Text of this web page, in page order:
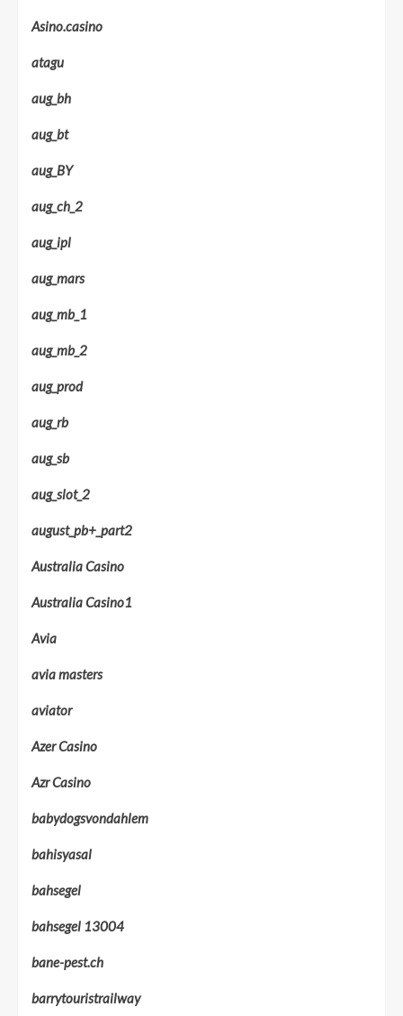
Asino.casino
atagu
aug_bh
aug_bt
aug_BY
aug_ch_2
aug_ipl
aug_mars
aug_mb_1
aug_mb_2
aug_prod
aug_rb
aug_sb
aug_slot_2
august_pb+_part2
Australia Casino
Australia Casino1
Avia
avia masters
aviator
Azer Casino
Azr Casino
babydogsvondahlem
bahisyasal
bahsegel
bahsegel 13004
bane-pest.ch
barrytouristrailway